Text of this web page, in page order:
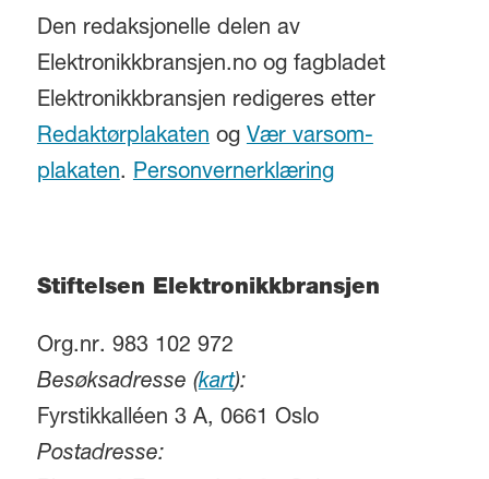
Den redaksjonelle delen av
Elektronikkbransjen.no og fagbladet
Elektronikkbransjen redigeres etter
Redaktørplakaten og Vær varsom-
plakaten. Personvernerklæring
Stiftelsen Elektronikkbransjen
Org.nr. 983 102 972
Besøksadresse (kart):
Fyrstikkalléen 3 A, 0661 Oslo
Postadresse: